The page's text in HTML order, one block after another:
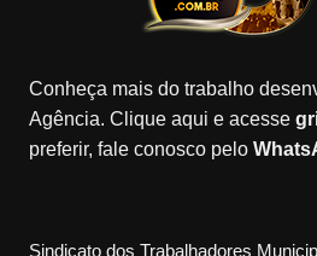
Conheça mais do trabalho
Agência. Clique aqui e acesse
preferir, fale conosco pelo
Sindicato dos Trabalhadores